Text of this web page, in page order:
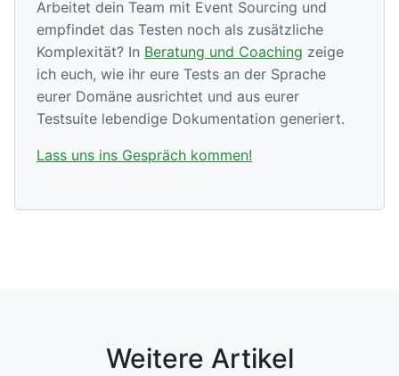
Arbeitet dein Team mit Event Sourcing und
empfindet das Testen noch als zusätzliche
Komplexität? In Beratung und Coaching zeige
ich euch, wie ihr eure Tests an der Sprache
eurer Domäne ausrichtet und aus eurer
Testsuite lebendige Dokumentation generiert.
Lass uns ins Gespräch kommen!
Weitere Artikel